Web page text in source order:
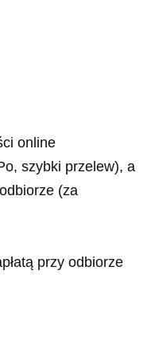
online
szybki przelew), a
(za
przy odbiorze